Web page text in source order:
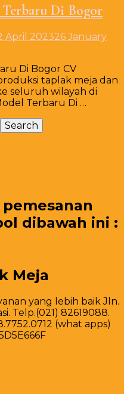
Di Bogor
April 202326 January
Di Bogor CV
taplak meja dan
seluruh wilayah di
Terbaru Di …
dibawah ini :
Meja
yang lebih baik Jln.
Telp.(021) 82619088.
(what apps)